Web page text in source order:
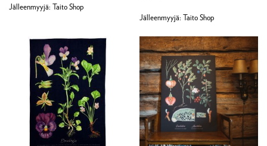
75,00 €.52,50 €.
Jälleenmyyjä: Taito Shop
4.5
Jälleenmyyjä: Taito Shop